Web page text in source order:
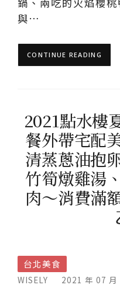
與…
CONTINUE READING
2021點水樓
餐外帶宅配
清蒸蔥油抱
竹筍燉雞湯
肉～消費滿
台北美食
WISELY 2021 年 07 月